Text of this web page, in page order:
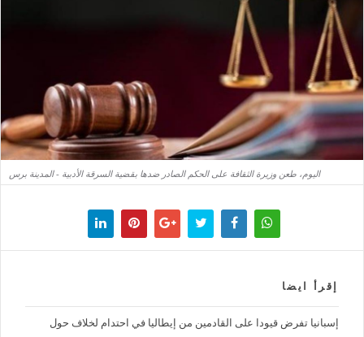
اليوم، طعن وزيرة الثقافة على الحكم الصادر ضدها بقضية السرقة الأدبية - المدينة برس
إقرأ ايضا
إسبانيا تفرض قيودا على القادمين من إيطاليا في احتدام لخلاف حول